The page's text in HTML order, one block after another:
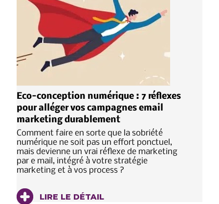
Eco-conception numérique : 7 réflexes
pour alléger vos campagnes email
marketing durablement
Comment faire en sorte que la sobriété
numérique ne soit pas un effort ponctuel,
mais devienne un vrai réflexe de marketing
par e mail, intégré à votre stratégie
marketing et à vos process ?
LIRE LE DÉTAIL